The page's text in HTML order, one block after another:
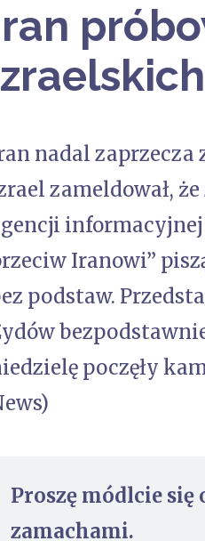
nadal zaprzecza
zameldował,
informacyjnej
Iranowi”
podstaw.
poczęły
Proszę módlcie się
zamachami.